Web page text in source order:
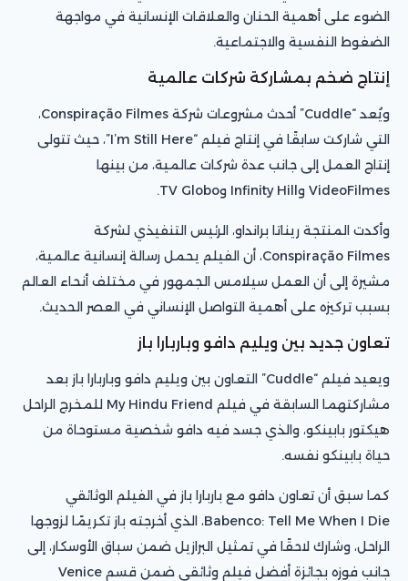
الضوء على أهمية الحنان والعلاقات الإنسانية في مواجهة
الضغوط النفسية والاجتماعية.
إنتاج ضخم بمشاركة شركات عالمية
ويُعد “Cuddle” أحدث مشروعات شركة Conspiração Filmes،
التي شاركت سابقًا في إنتاج فيلم “I’m Still Here”، حيث تتولى
إنتاج العمل إلى جانب عدة شركات عالمية، من بينها
VideoFilmes وInfinity Hill وTV Globo.
وأكدت المنتجة ريناتا برانداو، الرئيس التنفيذي لشركة
Conspiração Filmes، أن الفيلم يحمل رسالة إنسانية عالمية،
مشيرة إلى أن العمل سيلامس الجمهور في مختلف أنحاء العالم
بسبب تركيزه على أهمية التواصل الإنساني في العصر الحديث.
تعاون جديد بين ويليم دافو وباربارا باز
ويعيد فيلم “Cuddle” التعاون بين ويليم دافو وباربارا باز بعد
مشاركتهما السابقة في فيلم My Hindu Friend للمخرج الراحل
هيكتور بابينكو، والذي جسد فيه دافو شخصية مستوحاة من
حياة بابينكو نفسه.
كما سبق أن تعاون دافو مع باربارا باز في الفيلم الوثائقي
Babenco: Tell Me When I Die، الذي أخرجته باز تكريمًا لزوجها
الراحل، وشارك لاحقًا في تمثيل البرازيل ضمن سباق الأوسكار، إلى
جانب فوزه بجائزة أفضل فيلم وثائقي ضمن قسم Venice